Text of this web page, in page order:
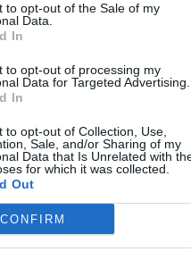
to opt-out of the Sale of my
Data.
In
to opt-out of processing my
Data for Targeted Advertising.
In
to opt-out of Collection, Use,
Sale, and/or Sharing of my
Data that Is Unrelated with
for which it was collected.
Out
CONFIRM
Studenti
i slavného režiséra
- 28. 10. 2018
pátek si studenti Gymnázia pod